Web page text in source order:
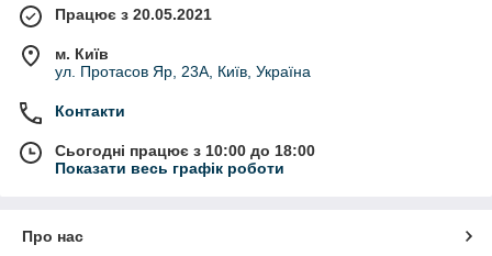
Працює з 20.05.2021
м. Київ
ул. Протасов Яр, 23А, Київ, Україна
Контакти
Сьогодні працює з 10:00 до 18:00
Показати весь графік роботи
Про нас